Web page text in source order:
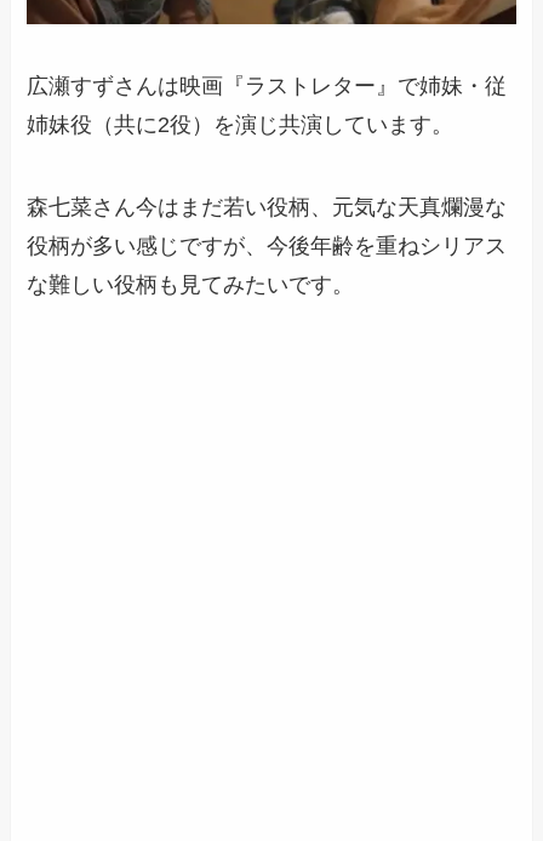
広瀬すずさんは映画『ラストレター』で姉妹・従
姉妹役（共に2役）を演じ共演 しています。
森七菜さん今はまだ若い役柄、元気な天真爛漫な
役柄が多い感じですが、今後年齢を重ねシリアス
な難しい役柄も見てみたいです。